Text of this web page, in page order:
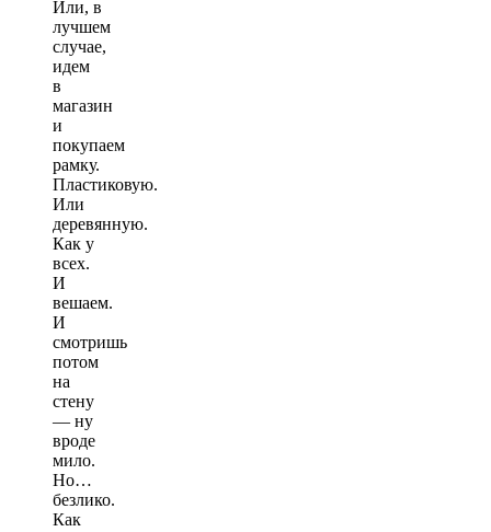
Или, в
лучшем
случае,
идем
в
магазин
и
покупаем
рамку.
Пластиковую.
Или
деревянную.
Как у
всех.
И
вешаем.
И
смотришь
потом
на
стену
— ну
вроде
мило.
Но…
безлико.
Как